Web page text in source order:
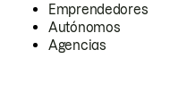
Emprendedores
Autónomos
Agencias